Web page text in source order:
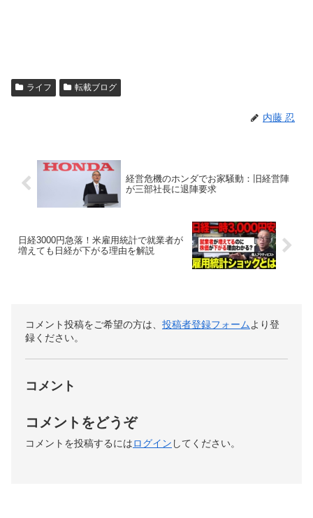
ライフ 転載ブログ
内藤 忍
経営危機のホンダでお家騒動：旧経営陣
が三部社長に退陣要求
日経3000円急落！米雇用統計で就業者が
増えても日経が下がる理由を解説
コメント投稿をご希望の方は、 投稿者登録フォーム より登
録ください。
コメント
コメントをどうぞ
コメントを投稿するにはログイン してください。